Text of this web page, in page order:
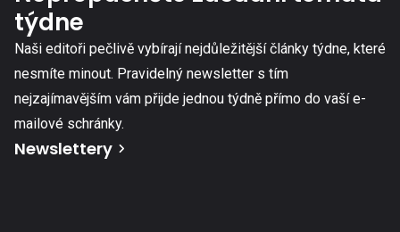
týdne
Naši editoři pečlivě vybírají nejdůležitější články týdne, které
nesmíte minout. Pravidelný newsletter s tím
nejzajímavějším vám přijde jednou týdně přímo do vaší e-
mailové schránky.
Newslettery